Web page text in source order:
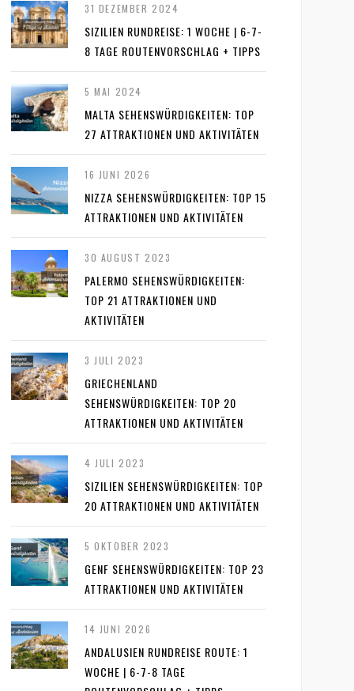
31 DEZEMBER 2024
SIZILIEN RUNDREISE: 1 WOCHE | 6-7-
8 TAGE ROUTENVORSCHLAG + TIPPS
5 MAI 2024
MALTA SEHENSWÜRDIGKEITEN: TOP
27 ATTRAKTIONEN UND AKTIVITÄTEN
16 JUNI 2026
NIZZA SEHENSWÜRDIGKEITEN: TOP 15
ATTRAKTIONEN UND AKTIVITÄTEN
30 AUGUST 2023
PALERMO SEHENSWÜRDIGKEITEN:
TOP 21 ATTRAKTIONEN UND
AKTIVITÄTEN
3 JULI 2023
GRIECHENLAND
SEHENSWÜRDIGKEITEN: TOP 20
ATTRAKTIONEN UND AKTIVITÄTEN
4 JULI 2023
SIZILIEN SEHENSWÜRDIGKEITEN: TOP
20 ATTRAKTIONEN UND AKTIVITÄTEN
5 OKTOBER 2023
GENF SEHENSWÜRDIGKEITEN: TOP 23
ATTRAKTIONEN UND AKTIVITÄTEN
14 JUNI 2026
ANDALUSIEN RUNDREISE ROUTE: 1
WOCHE | 6-7-8 TAGE